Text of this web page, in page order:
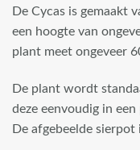
De Cycas is gemaakt
een hoogte van
plant meet ongeveer
De plant wordt
deze eenvoudig in
De afgebeelde